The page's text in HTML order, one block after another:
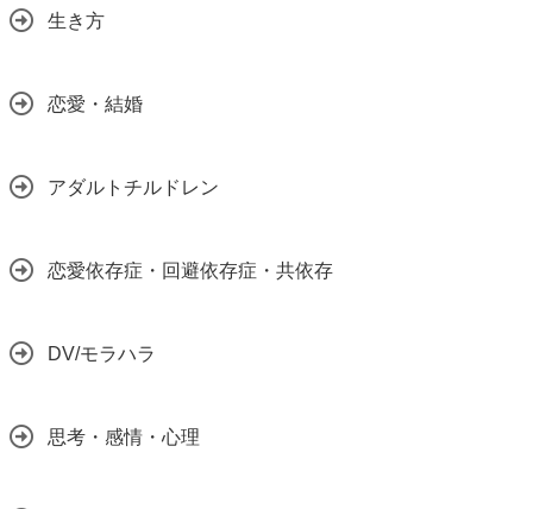
生き方
恋愛・結婚
アダルトチルドレン
恋愛依存症・回避依存症・共依存
DV/モラハラ
思考・感情・心理